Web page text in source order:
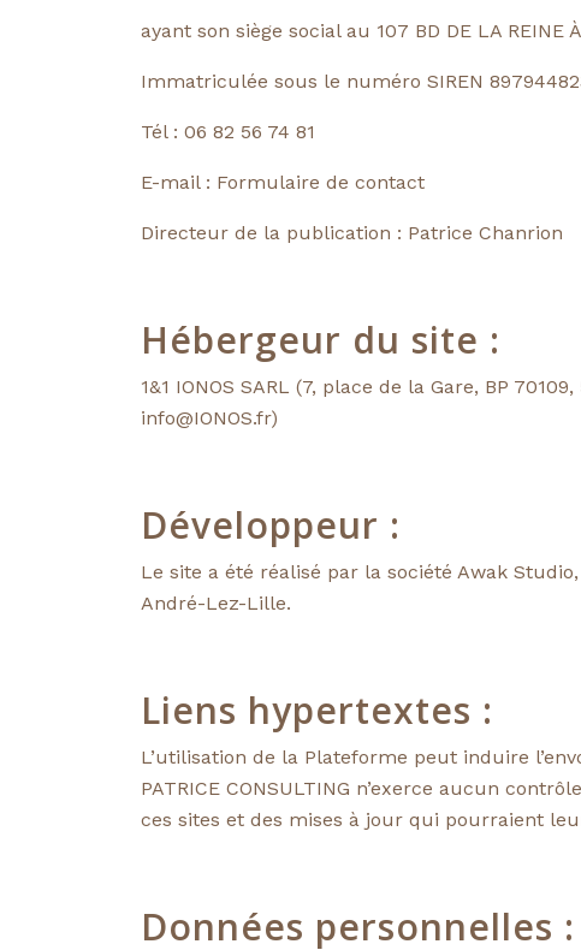
ayant son siège social au 107 BD DE LA REINE
Immatriculée sous le numéro SIREN
Tél : 06 82 56 74 81
E-mail : Formulaire de contact
Directeur de la publication : Patrice Chanrion
Hébergeur du site :
1&1 IONOS SARL (7, place de la Gare, BP
info@IONOS.fr)
Développeur :
Le site a été réalisé par la société Awak
André-Lez-Lille.
Liens hypertextes :
L’utilisation de la Plateforme peut induire
PATRICE CONSULTING n’exerce aucun
ces sites et des mises à jour qui pourraient
Données personnelles :